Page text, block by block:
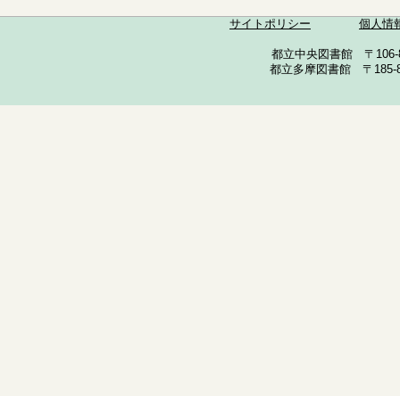
サイトポリシー 個人情
都立中央図書館 〒
都立多摩図書館 〒185-